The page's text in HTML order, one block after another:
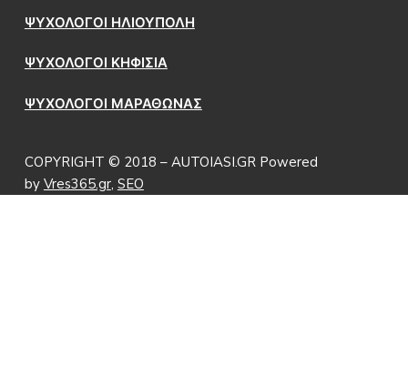
ΨΥΧΟΛΟΓΟΙ ΗΛΙΟΥΠΟΛΗ
ΨΥΧΟΛΟΓΟΙ ΚΗΦΙΣΙΑ
ΨΥΧΟΛΟΓΟΙ ΜΑΡΑΘΩΝΑΣ
COPYRIGHT © 2018 – AUTOIASI.GR Powered
by Vres365.gr, SEO